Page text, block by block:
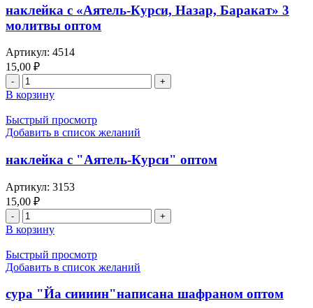
наклейка с «Аятель-Курси, Назар, Баракат» 3
молитвы оптом
Артикул: 4514
15,00 ₽
В корзину
Быстрый просмотр
Добавить в список желаний
наклейка с "Аятель-Курси" оптом
Артикул: 3153
15,00 ₽
В корзину
Быстрый просмотр
Добавить в список желаний
сура "Йа сиииин"написана шафраном оптом